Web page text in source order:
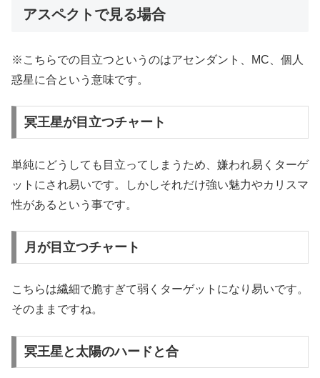
アスペクトで見る場合
※こちらでの目立つというのはアセンダント、MC、個人
惑星に合という意味です。
冥王星が目立つチャート
単純にどうしても目立ってしまうため、嫌われ易くターゲ
ットにされ易いです。しかしそれだけ強い魅力やカリスマ
性があるという事です。
月が目立つチャート
こちらは繊細で脆すぎて弱くターゲットになり易いです。
そのままですね。
冥王星と太陽のハードと合